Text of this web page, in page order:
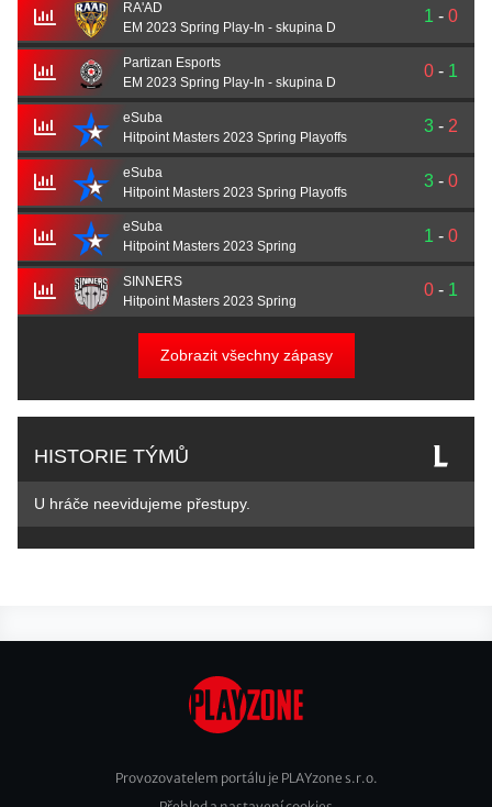
RA'AD
EM 2023 Spring Play-In - skupina D
1 - 0
Partizan Esports
EM 2023 Spring Play-In - skupina D
0 - 1
eSuba
Hitpoint Masters 2023 Spring Playoffs
3 - 2
eSuba
Hitpoint Masters 2023 Spring Playoffs
3 - 0
eSuba
Hitpoint Masters 2023 Spring
1 - 0
SINNERS
Hitpoint Masters 2023 Spring
0 - 1
Zobrazit všechny zápasy
HISTORIE TÝMŮ
U hráče neevidujeme přestupy.
Provozovatelem portálu je PLAYzone s.r.o.